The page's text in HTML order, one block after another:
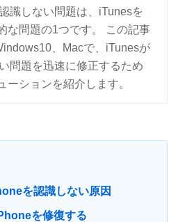
識しない問題は、iTunesを
な問題の1つです。 この記事
、Macで、iTunesが
問題を迅速に修正するため
ーションを紹介します。
を認識しない原因
を修復する